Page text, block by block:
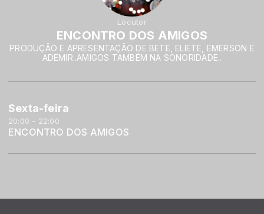
Locutor
ENCONTRO DOS AMIGOS
PRODUÇÃO E APRESENTAÇÃO DE BETE, ELIETE, EMERSON E
ADEMIR..AMIGOS TAMBÉM NA SONORIDADE..
Sexta-feira
20:00 - 22:00
ENCONTRO DOS AMIGOS